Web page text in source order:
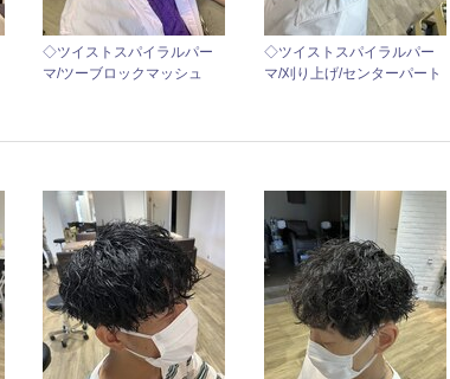
◇ツイストスパイラルパー
マ/ツーブロックマッシュ
◇ツイストスパイラルパー
マ/刈り上げ/センターパート